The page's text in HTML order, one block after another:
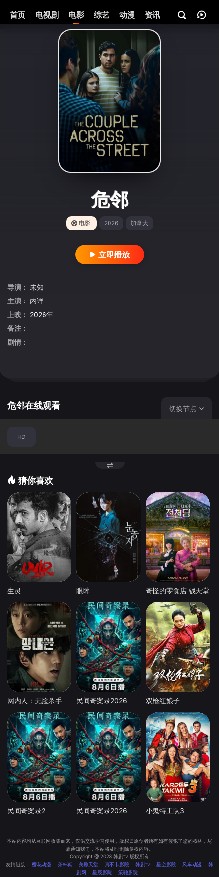
首页 电视剧 电影 综艺 动漫 资讯
危邻
电影 2026 加拿大
立即播放
导演： 未知
主演： 内详
上映： 2026年
备注：
剧情：
危邻在线观看 切换节点
HD
猜你喜欢
生灵 眼眸 奇怪的零食店 钱天堂
网内人：无脸杀手 民间奇案录2026 双枪红娘子
民间奇案录2 民间奇案录2026 小鬼特工队3
本站内容均从互联网收集而来，仅供交流学习使用，版权归原创者所有如有侵犯了您的权益，尽
请通知我们，本站将及时删除侵权内容。
Copyright @ 2023 韩剧tv 版权所有
友情链接： 樱花动漫 茶杯狐 美剧天堂 真不卡影院 韩剧tv 星空影院 风车动漫
韩
剧网
星辰影院 策驰影院